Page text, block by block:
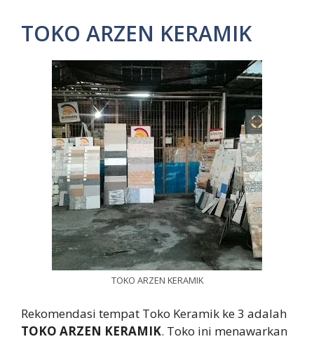
TOKO ARZEN KERAMIK
TOKO ARZEN KERAMIK
Rekomendasi tempat Toko Keramik ke 3 adalah
TOKO ARZEN KERAMIK. Toko ini menawarkan